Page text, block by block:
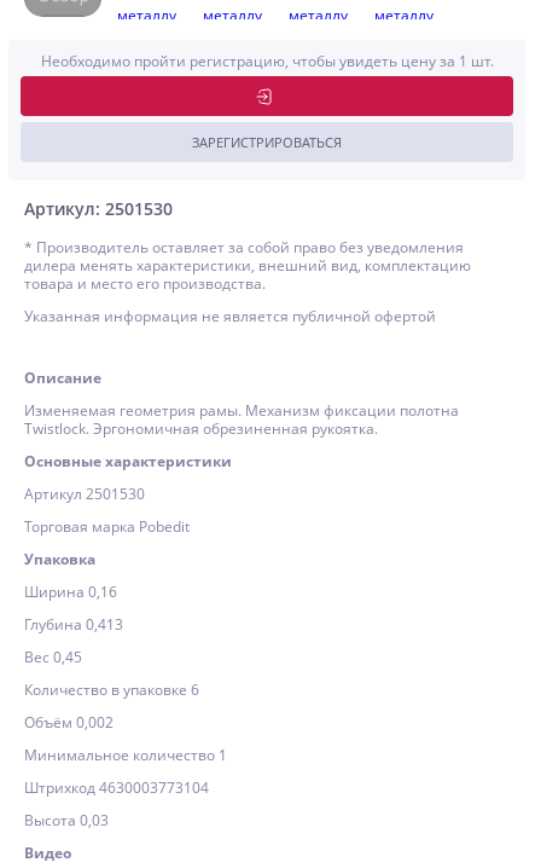
Артикул: 2501530
Необходимо пройти регистрацию, чтобы увидеть цену за 1 шт.
ЗАРЕГИСТРИРОВАТЬСЯ
* Производитель оставляет за собой право без уведомления
дилера менять характеристики, внешний вид, комплектацию
товара и место его производства.
Указанная информация не является публичной офертой
Описание
Изменяемая геометрия рамы. Механизм фиксации полотна
Twistlock. Эргономичная обрезиненная рукоятка.
Основные характеристики
Артикул 2501530
Торговая марка Pobedit
Упаковка
Ширина 0,16
Глубина 0,413
Вес 0,45
Количество в упаковке 6
Объём 0,002
Минимальное количество 1
Штрихкод 4630003773104
Высота 0,03
Видео